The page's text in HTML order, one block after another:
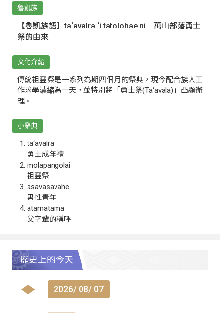
魯凱族
【魯凱族語】ta‘avalra ‘i tatolohae ni｜萬山部落勇士
祭的由來
文化介紹
傳統祖靈祭是一系列為期四個月的祭典，現今配合族人工
作求學濃縮為一天，並特別將「勇士祭(Ta‘avala)」凸顯辦
理。
小辭典
ta‘avalra
勇士成年禮
molapangolai
祖靈祭
asavasavahe
男性青年
atamatama
父字輩的稱呼
歷史上的今天
2026/ 08/ 07